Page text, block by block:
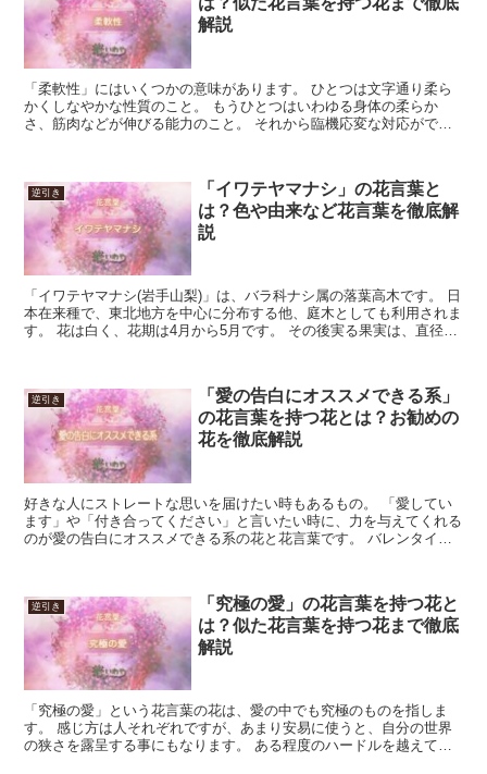
解説
「柔軟性」にはいくつかの意味があります。 ひとつは文字通り柔ら
かくしなやかな性質のこと。 もうひとつはいわゆる身体の柔らか
さ、筋肉などが伸びる能力のこと。 それから臨機応変な対応ができ
逆引き
「イワテヤマナシ」の花言葉と
は？色や由来など花言葉を徹底解
説
「イワテヤマナシ(岩手山梨)」は、バラ科ナシ属の落葉高木です。 日
本在来種で、東北地方を中心に分布する他、庭木としても利用されま
す。 花は白く、花期は4月から5月です。 その後実る果実は、直径
逆引き
「愛の告白にオススメできる系」
の花言葉を持つ花とは？お勧めの
花を徹底解説
好きな人にストレートな思いを届けたい時もあるもの。 「愛してい
ます」や「付き合ってください」と言いたい時に、力を与えてくれる
のが愛の告白にオススメできる系の花と花言葉です。 バレンタイン
逆引き
「究極の愛」の花言葉を持つ花と
は？似た花言葉を持つ花まで徹底
解説
「究極の愛」という花言葉の花は、愛の中でも究極のものを指しま
す。 感じ方は人それぞれですが、あまり安易に使うと、自分の世界
の狭さを露呈する事にもなります。 ある程度のハードルを越えてい